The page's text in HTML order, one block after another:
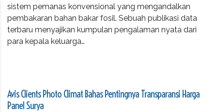
sistem pemanas konvensional yang mengandalkan
pembakaran bahan bakar fosil. Sebuah publikasi data
terbaru menyajikan kumpulan pengalaman nyata dari
para kepala keluarga…
Avis Clients Photo Climat Bahas Pentingnya Transparansi Harga
Panel Surya